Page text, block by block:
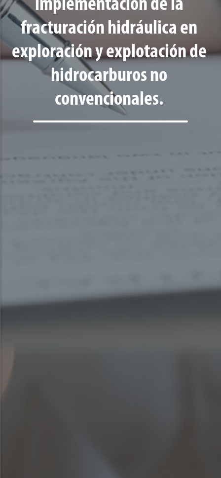
implementación de la
fracturación hidráulica en
exploración y explotación de
hidrocarburos no
convencionales.